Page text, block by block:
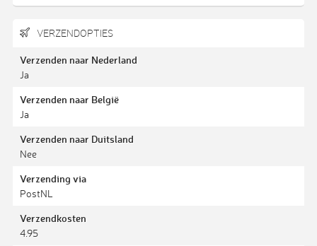
VERZENDOPTIES
Verzenden naar Nederland
Ja
Verzenden naar België
Ja
Verzenden naar Duitsland
Nee
Verzending via
PostNL
Verzendkosten
4.95